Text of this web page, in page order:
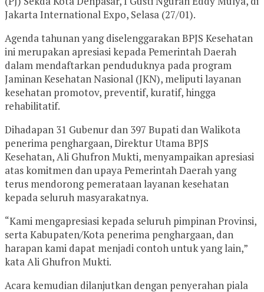
Jakarta International Expo, Selasa (27/01).
Agenda tahunan yang diselenggarakan BPJS Kesehatan
ini merupakan apresiasi kepada Pemerintah Daerah
dalam mendaftarkan penduduknya pada program
Jaminan Kesehatan Nasional (JKN), meliputi layanan
kesehatan promotov, preventif, kuratif, hingga
rehabilitatif.
Dihadapan 31 Gubenur dan 397 Bupati dan Walikota
penerima penghargaan, Direktur Utama BPJS
Kesehatan, Ali Ghufron Mukti, menyampaikan apresiasi
atas komitmen dan upaya Pemerintah Daerah yang
terus mendorong pemerataan layanan kesehatan
kepada seluruh masyarakatnya.
“Kami mengapresiasi kepada seluruh pimpinan Provinsi,
serta Kabupaten/Kota penerima penghargaan, dan
harapan kami dapat menjadi contoh untuk yang lain,”
kata Ali Ghufron Mukti.
Acara kemudian dilanjutkan dengan penyerahan piala